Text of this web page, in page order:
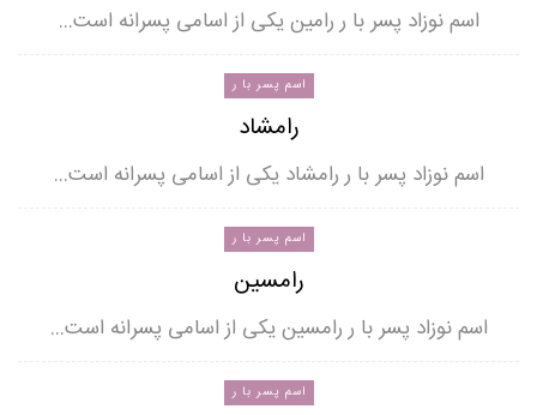
اسم نوزاد پسر با ر رامین یکی از اسامی پسرانه است…
اسم پسر با ر
رامشاد
اسم نوزاد پسر با ر رامشاد یکی از اسامی پسرانه است…
اسم پسر با ر
رامسین
اسم نوزاد پسر با ر رامسین یکی از اسامی پسرانه است…
اسم پسر با ر